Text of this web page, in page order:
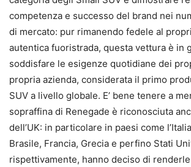
competenza e successo del brand nei
di mercato: pur rimanendo fedele al
autentica fuoristrada, questa vettura è in
soddisfare le esigenze quotidiane dei
propria azienda, considerata il primo
SUV a livello globale. E’ bene tenere a
sopraffina di Renegade è riconosciuta
dell’UK: in particolare in paesi come
Brasile, Francia, Grecia e perfino Stati
rispettivamente, hanno deciso di